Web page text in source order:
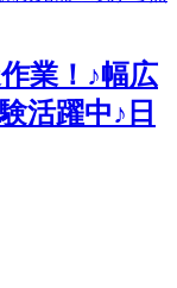
業！♪幅広
活躍中♪日